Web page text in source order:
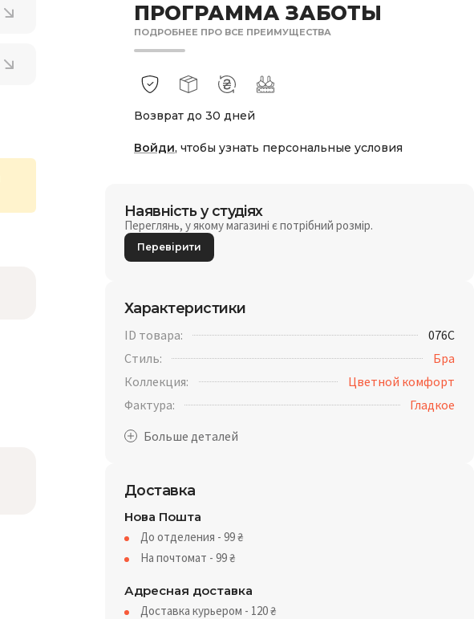
ПРОГРАММА ЗАБОТЫ
ПОДРОБНЕЕ ПРО ВСЕ ПРЕИМУЩЕСТВА
Возврат до 30 дней
Войди, чтобы узнать персональные условия
Наявність у студіях
Переглянь, у якому магазині є потрібний розмір.
Перевірити
Характеристики
ID товара:
076C
Стиль:
Бра
Коллекция:
Цветной комфорт
Фактура:
Гладкое
Доставка
Нова Пошта
До отделения - 99₴
На почтомат - 99₴
Адресная доставка
Доставка курьером - 120₴